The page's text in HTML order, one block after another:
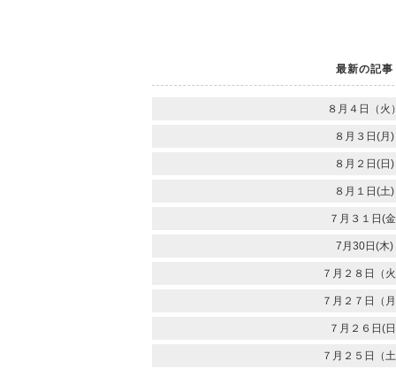
最新の記事
８月４日（火
８月３日(月)
８月２日(日)
８月１日(土)
７月３１日(
7月30日(木)
７月２８日（
７月２７日（
７月２６日(
７月２５日（